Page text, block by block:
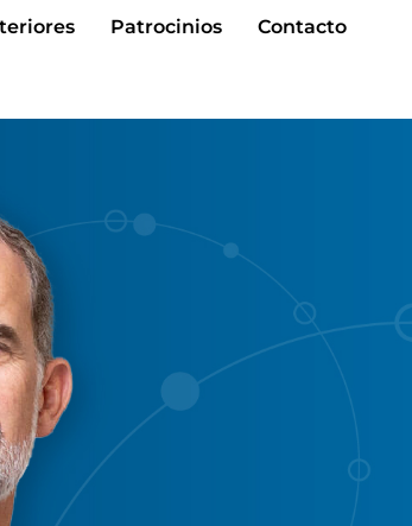
Patrocinios Contacto